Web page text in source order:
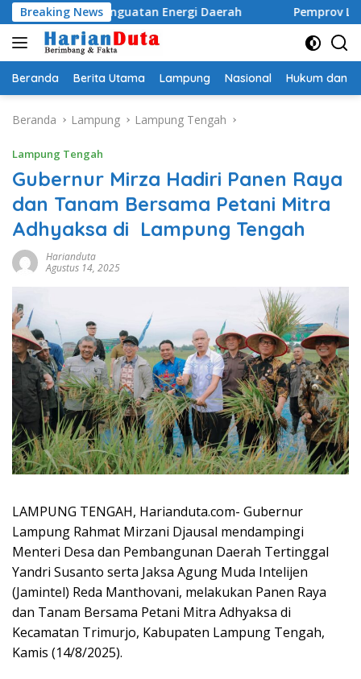
Langsung
ke
konten
Breaking News
dan Penguatan Energi Daerah Pemprov Lampung
Beranda Berita Utama Lampung Nasional Hukum dan
Beranda Lampung Lampung Tengah
Lampung Tengah
Gubernur Mirza Hadiri Panen Raya
dan Tanam Bersama Petani Mitra
Adhyaksa di Lampung Tengah
Harianduta
Agustus 14, 2025
LAMPUNG TENGAH, Harianduta.com- Gubernur
Lampung Rahmat Mirzani Djausal mendampingi
Menteri Desa dan Pembangunan Daerah Tertinggal
Yandri Susanto serta Jaksa Agung Muda Intelijen
(Jamintel) Reda Manthovani, melakukan Panen Raya
dan Tanam Bersama Petani Mitra Adhyaksa di
Kecamatan Trimurjo, Kabupaten Lampung Tengah,
Kamis (14/8/2025).